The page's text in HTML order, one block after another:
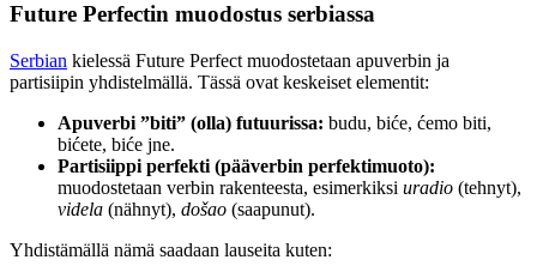
Future Perfectin muodostus serbiassa
Serbian kielessä Future Perfect muodostetaan apuverbin ja
partisiipin yhdistelmällä. Tässä ovat keskeiset elementit:
Apuverbi ”biti” (olla) futuurissa: budu, biće, ćemo biti,
bićete, biće jne.
Partisiippi perfekti (pääverbin perfektimuoto):
muodostetaan verbin rakenteesta, esimerkiksi uradio (tehnyt),
videla (nähnyt), došao (saapunut).
Yhdistämällä nämä saadaan lauseita kuten: